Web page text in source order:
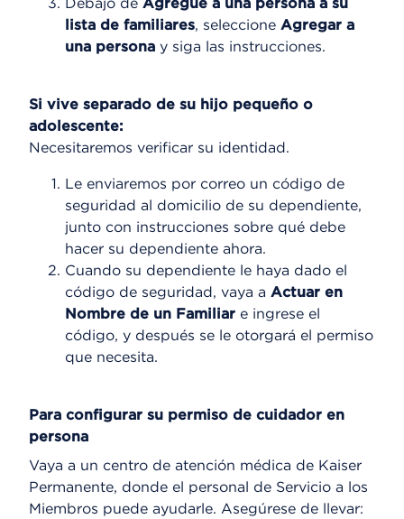
Debajo de Agregue a una persona a su
lista de familiares, seleccione Agregar a
una persona y siga las instrucciones.
Si vive separado de su hijo pequeño o
adolescente:
Necesitaremos verificar su identidad.
Le enviaremos por correo un código de
seguridad al domicilio de su dependiente,
junto con instrucciones sobre qué debe
hacer su dependiente ahora.
Cuando su dependiente le haya dado el
código de seguridad, vaya a Actuar en
Nombre de un Familiar e ingrese el
código, y después se le otorgará el permiso
que necesita.
Para configurar su permiso de cuidador en
persona
Vaya a un centro de atención médica de Kaiser
Permanente, donde el personal de Servicio a los
Miembros puede ayudarle. Asegúrese de llevar: